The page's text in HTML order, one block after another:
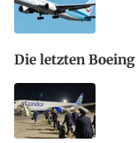
Die letzten